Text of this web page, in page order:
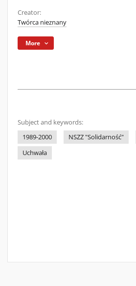
Creator:
Twórca nieznany
More
Subject and keywords:
1989-2000
NSZZ "Solidarność"
Uchwała